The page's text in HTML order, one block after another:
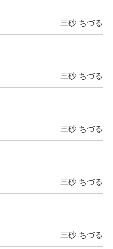
三砂 ちづる
三砂 ちづる
三砂 ちづる
三砂 ちづる
三砂 ちづる